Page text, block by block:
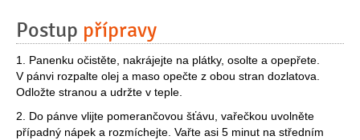
Postup přípravy
1. Panenku očistěte, nakrájejte na plátky, osolte a opepřete.
V pánvi rozpalte olej a maso opečte z obou stran dozlatova.
Odložte stranou a udržte v teple.
2. Do pánve vlijte pomerančovou šťávu, vařečkou uvolněte
případný nápek a rozmíchejte. Vařte asi 5 minut na středním